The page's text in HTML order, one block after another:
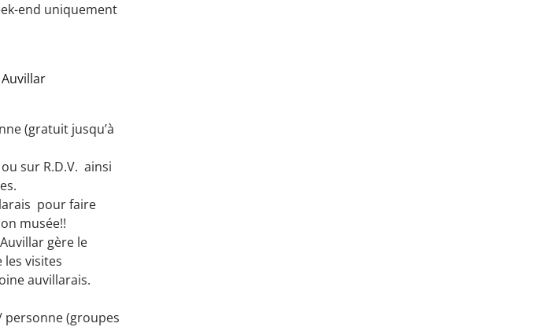
end uniquement
(gratuit jusqu’à
sur R.D.V. ainsi
pour faire
musée!!
gère le
les visites
auvillarais.
personne (groupes